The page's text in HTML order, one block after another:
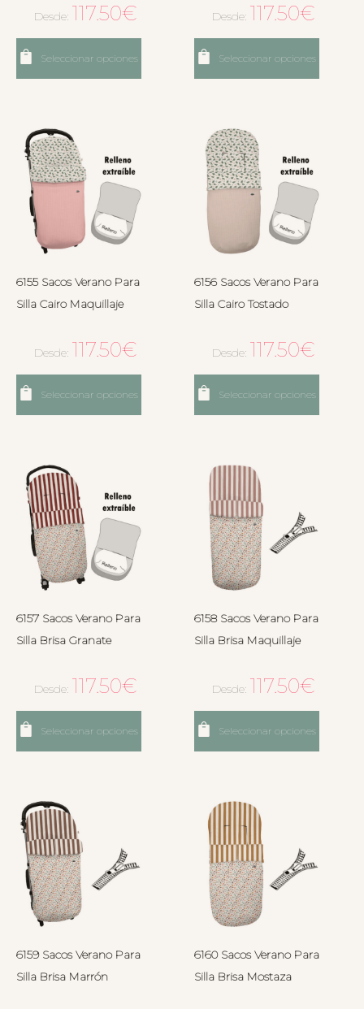
Desde: 117.50€
Seleccionar opciones
Desde: 117.50€
Seleccionar opciones
6155 Sacos Verano Para
Silla Cairo Maquillaje
Desde: 117.50€
Seleccionar opciones
6156 Sacos Verano Para
Silla Cairo Tostado
Desde: 117.50€
Seleccionar opciones
6157 Sacos Verano Para
Silla Brisa Granate
Desde: 117.50€
Seleccionar opciones
6158 Sacos Verano Para
Silla Brisa Maquillaje
Desde: 117.50€
Seleccionar opciones
6159 Sacos Verano Para
Silla Brisa Marrón
6160 Sacos Verano Para
Silla Brisa Mostaza